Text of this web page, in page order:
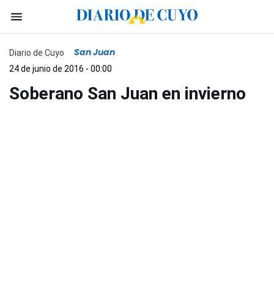
Diario de Cuyo San Juan
24 de junio de 2016 - 00:00
Soberano San Juan en invierno